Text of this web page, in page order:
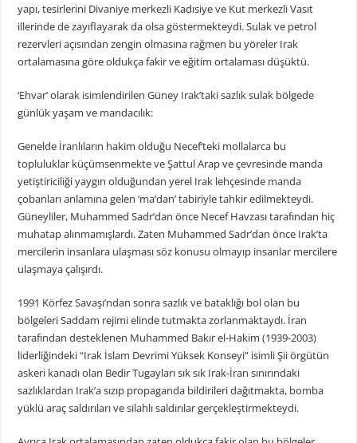
yapı, tesirlerini Divaniye merkezli Kadısiye ve Kut merkezli Vasıt
illerinde de zayıflayarak da olsa göstermekteydi. Sulak ve petrol
rezervleri açısından zengin olmasına rağmen bu yöreler Irak
ortalamasına göre oldukça fakir ve eğitim ortalaması düşüktü.
‘Ehvar’ olarak isimlendirilen Güney Irak’taki sazlık sulak bölgede
günlük yaşam ve mandacılık:
Genelde İranlıların hakim olduğu Necef’teki mollalarca bu
topluluklar küçümsenmekte ve Şattul Arap ve çevresinde manda
yetiştiriciliği yaygın olduğundan yerel Irak lehçesinde manda
çobanları anlamına gelen ‘ma’dan’ tabiriyle tahkir edilmekteydi.
Güneyliler, Muhammed Sadr’dan önce Necef Havzası tarafından hiç
muhatap alınmamışlardı. Zaten Muhammed Sadr’dan önce Irak’ta
mercilerin insanlara ulaşması söz konusu olmayıp insanlar mercilere
ulaşmaya çalışırdı.
1991 Körfez Savaşı’ndan sonra sazlık ve bataklığı bol olan bu
bölgeleri Saddam rejimi elinde tutmakta zorlanmaktaydı. İran
tarafından desteklenen Muhammed Bakır el-Hakim (1939-2003)
liderliğindeki “Irak İslam Devrimi Yüksek Konseyi” isimli Şii örgütün
askeri kanadı olan Bedir Tugayları sık sık Irak-İran sınırındaki
sazlıklardan Irak’a sızıp propaganda bildirileri dağıtmakta, bomba
yüklü araç saldırıları ve silahlı saldırılar gerçekleştirmekteydi.